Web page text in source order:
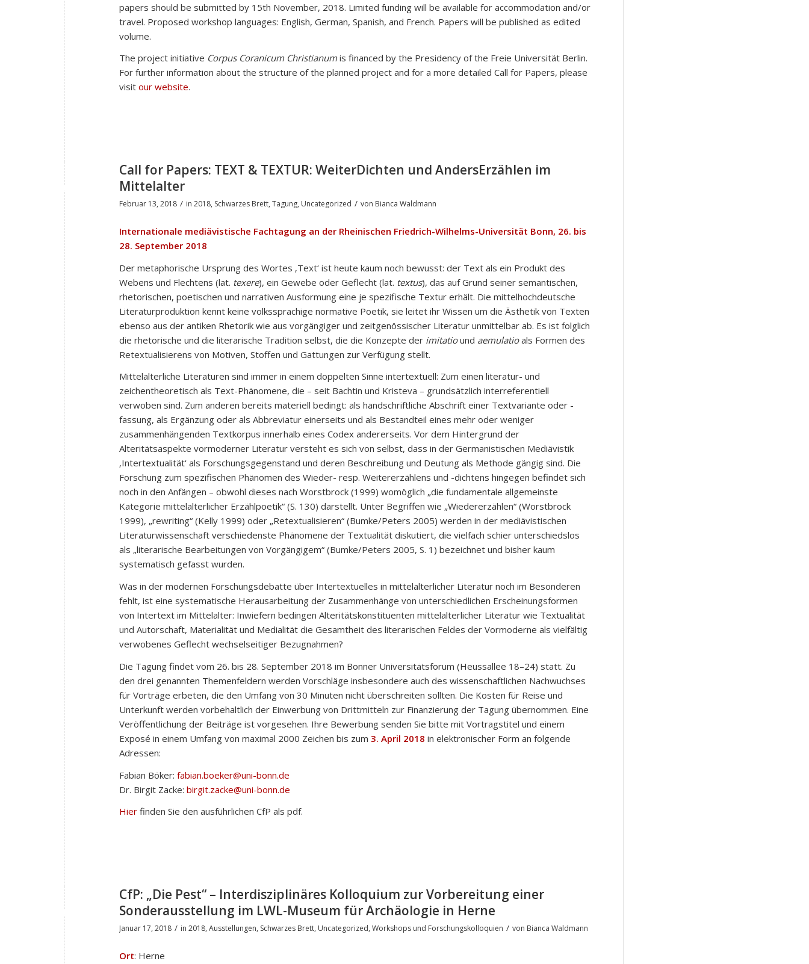
papers should be submitted by 15th November, 2018. Limited funding will be available for accommodation and/or
travel. Proposed workshop languages: English, German, Spanish, and French. Papers will be published as edited
volume.
The project initiative Corpus Coranicum Christianum is financed by the Presidency of the Freie Universität Berlin.
For further information about the structure of the planned project and for a more detailed Call for Papers, please
visit our website.
Call for Papers: TEXT & TEXTUR: WeiterDichten und AndersErzählen im
Mittelalter
Februar 13, 2018 / in 2018, Schwarzes Brett,Tagung, Uncategorized / von Bianca Waldmann
Internationale mediävistische Fachtagung an der Rheinischen Friedrich-Wilhelms-Universität Bonn, 26. bis
28. September 2018
Der metaphorische Ursprung des Wortes ‚Text‘ ist heute kaum noch bewusst: der Text als ein Produkt des
Webens und Flechtens (lat. texere), ein Gewebe oder Geflecht (lat. textus), das auf Grund seiner semantischen,
rhetorischen, poetischen und narrativen Ausformung eine je spezifische Textur erhält. Die mittelhochdeutsche
Literaturproduktion kennt keine volkssprachige normative Poetik, sie leitet ihr Wissen um die Ästhetik von Texten
ebenso aus der antiken Rhetorik wie aus vorgängiger und zeitgenössischer Literatur unmittelbar ab. Es ist folglich
die rhetorische und die literarische Tradition selbst, die die Konzepte der imitatiound aemulatioals Formen des
Retextualisierens von Motiven, Stoffen und Gattungen zur Verfügung stellt.
Mittelalterliche Literaturen sind immer in einem doppelten Sinne intertextuell: Zum einen literatur- und
zeichentheoretisch als Text-Phänomene, die – seit Bachtin und Kristeva – grundsätzlich interreferentiell
verwoben sind. Zum anderen bereits materiell bedingt: als handschriftliche Abschrift einer Textvariante oder -
fassung, als Ergänzung oder als Abbreviatur einerseits und als Bestandteil eines mehr oder weniger
zusammenhängenden Textkorpus innerhalb eines Codex andererseits. Vor dem Hintergrund der
Alteritätsaspekte vormoderner Literatur versteht es sich von selbst, dass in der Germanistischen Mediävistik
‚Intertextualität‘ als Forschungsgegenstand und deren Beschreibung und Deutung als Methode gängig sind. Die
Forschung zum spezifischen Phänomen des Wieder- resp. Weitererzählens und -dichtens hingegen befindet sich
noch in den Anfängen – obwohl dieses nach Worstbrock (1999) womöglich „die fundamentale allgemeinste
Kategorie mittelalterlicher Erzählpoetik“ (S. 130) darstellt. Unter Begriffen wie „Wiedererzählen“ (Worstbrock
1999), „rewriting“ (Kelly 1999) oder „Retextualisieren“ (Bumke/Peters 2005) werden in der mediävistischen
Literaturwissenschaft verschiedenste Phänomene der Textualität diskutiert, die vielfach schier unterschiedslos
als „literarische Bearbeitungen von Vorgängigem“ (Bumke/Peters 2005, S. 1) bezeichnet und bisher kaum
systematisch gefasst wurden.
Was in der modernen Forschungsdebatte über Intertextuelles in mittelalterlicher Literatur noch im Besonderen
fehlt, ist eine systematische Herausarbeitung der Zusammenhänge von unterschiedlichen Erscheinungsformen
von Intertext im Mittelalter: Inwiefern bedingen Alteritätskonstituenten mittelalterlicher Literatur wie Textualität
und Autorschaft, Materialität und Medialität die Gesamtheit des literarischen Feldes der Vormoderne als vielfältig
verwobenes Geflecht wechselseitiger Bezugnahmen?
Die Tagung findet vom 26. bis 28. September 2018 im Bonner Universitätsforum (Heussallee 18–24) statt. Zu
den drei genannten Themenfeldern werden Vorschläge insbesondere auch des wissenschaftlichen Nachwuchses
für Vorträge erbeten, die den Umfang von 30 Minuten nicht überschreiten sollten. Die Kosten für Reise und
Unterkunft werden vorbehaltlich der Einwerbung von Drittmitteln zur Finanzierung der Tagung übernommen. Eine
Veröffentlichung der Beiträge ist vorgesehen. Ihre Bewerbung senden Sie bitte mit Vortragstitel und einem
Exposé in einem Umfang von maximal 2000 Zeichen bis zum 3. April 2018 in elektronischer Form an folgende
Adressen:
Fabian Böker: fabian.boeker@uni-bonn.de
Dr. Birgit Zacke: birgit.zacke@uni-bonn.de
Hier finden Sie den ausführlichen CfP als pdf.
CfP: „Die Pest“ – Interdisziplinäres Kolloquium zur Vorbereitung einer
Sonderausstellung im LWL-Museum für Archäologie in Herne
Januar 17, 2018 / in 2018,Ausstellungen, Schwarzes Brett, Uncategorized,Workshops und Forschungskolloquien / von Bianca Waldmann
Ort: Herne